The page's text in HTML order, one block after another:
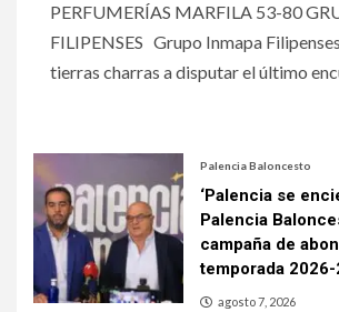
PERFUMERÍAS MARFILA 53-80
FILIPENSES Grupo Inmapa
tierras charras a disputar el último
Palencia Baloncesto
‘Palencia se
Palencia
campaña de
temporada
agosto 7, 2026